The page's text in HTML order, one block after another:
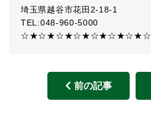
埼玉県越谷市花田2-18-1
TEL:048-960-5000
☆★☆★☆★☆★☆★☆★☆★☆
前の記事